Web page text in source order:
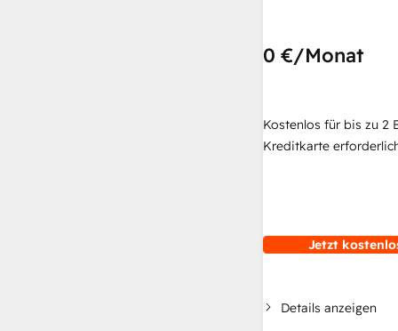
0 €/Monat
Kostenlos für bis zu 2
Kreditkarte
Jetzt
Details anzeigen